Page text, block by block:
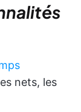
nets, les